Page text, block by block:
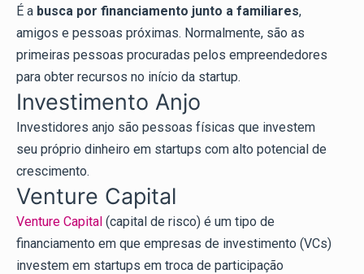
É a busca por financiamento junto a familiares,
amigos e pessoas próximas. Normalmente, são as
primeiras pessoas procuradas pelos empreendedores
para obter recursos no início da startup.
Investimento Anjo
Investidores anjo são pessoas físicas que investem
seu próprio dinheiro em startups com alto potencial de
crescimento.
Venture Capital
Venture Capital (capital de risco) é um tipo de
financiamento em que empresas de investimento (VCs)
investem em startups em troca de participação